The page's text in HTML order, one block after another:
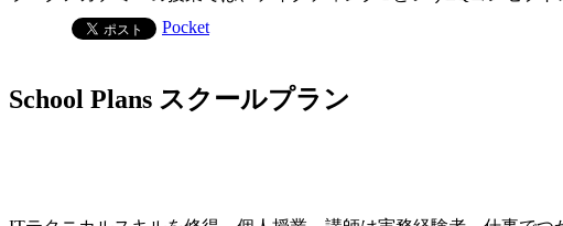
Pocket
School Plans スクールプラン